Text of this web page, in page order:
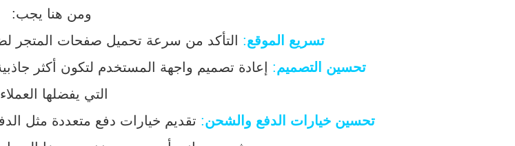
ومن هنا يجب:
تسريع الموقع: التأكد من سرعة تحميل صفحات المتجر
تحسين التصميم: إعادة تصميم واجهة المستخدم لتكون أكثر
التي يفضلها
تحسين خيارات الدفع والشحن: تقديم خيارات دفع متعددة مثل